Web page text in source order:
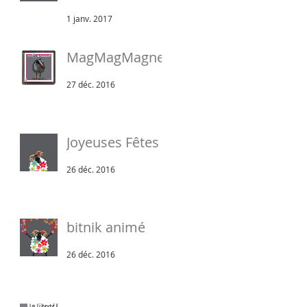
1 janv. 2017
MagMagMagnet
27 déc. 2016
Joyeuses Fêtes
26 déc. 2016
bitnik animé
26 déc. 2016